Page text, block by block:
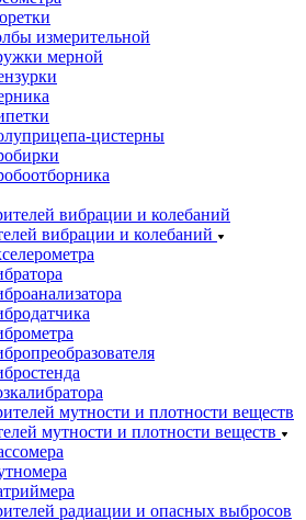
измерительной
мерной
цистерны
вибрации и колебаний
мутности и плотности веществ